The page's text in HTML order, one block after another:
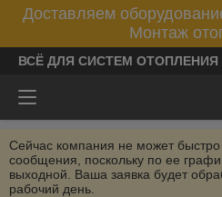
Доставляем
Монтаж
ВСЁ ДЛЯ СИСТЕМ
Сейчас компания не может быстро
сообщения, поскольку по ее
выходной. Ваша заявка будет
рабочий день.